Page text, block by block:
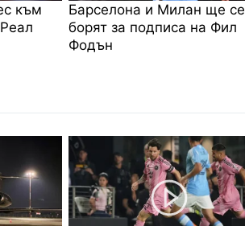
към
Барселона и Милан ще се
борят за подписа на Фил
Фодън